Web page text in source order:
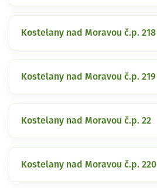
Kostelany nad Moravou č.p. 218
Kostelany nad Moravou č.p. 219
Kostelany nad Moravou č.p. 22
Kostelany nad Moravou č.p. 220